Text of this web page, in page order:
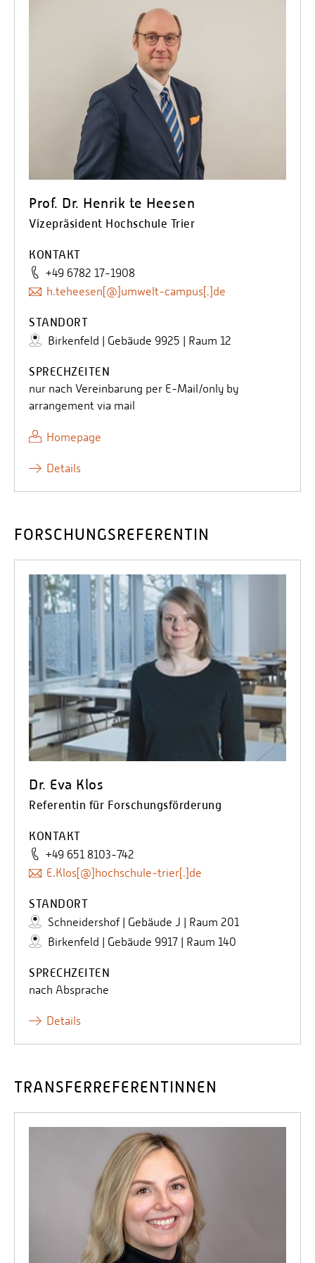
Personalvertretungen
Schwerbehindertenvertretungen
Informationssicherheit
Personalentwicklung
Personensuche
Prof. Dr. Henrik te Heesen
Vizepräsident Hochschule Trier
KONTAKT
+49 6782 17-1908
h.teheesen[@]umwelt-campus[.]de
STANDORT
Birkenfeld | Gebäude 9925 | Raum 12
SPRECHZEITEN
nur nach Vereinbarung per E-Mail/only by
arrangement via mail
Homepage
Details
FORSCHUNGSREFERENTIN
Dr. Eva Klos
Referentin für Forschungsförderung
KONTAKT
+49 651 8103-742
E.Klos[@]hochschule-trier[.]de
STANDORT
Schneidershof | Gebäude J | Raum 201
Birkenfeld | Gebäude 9917 | Raum 140
SPRECHZEITEN
nach Absprache
Details
TRANSFERREFERENTINNEN